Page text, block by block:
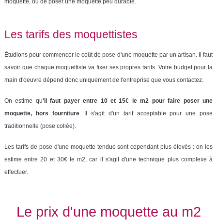
moquette, ou de poser une moquette peu durable.
Les tarifs des moquettistes
Étudions pour commencer lecoût de pose d'une moquette par un artisan. Il faut
savoir que chaque moquettiste va fixer ses propres tarifs. Votre budget pour la
main d'oeuvre dépend donc uniquement de l'entreprise que vous contactez.
On estime qu'il faut payer entre 10 et 15€ le m2 pour faire poser une
moquette, hors fourniture. Il s'agit d'un tarif acceptable pour une pose
traditionnelle (pose collée).
Les tarifs de pose d'une moquette tendue sont cependant plus élevés : on les
estime entre 20 et 30€ le m2, car il s'agit d'une technique plus complexe à
effectuer.
Le prix d'une moquette au m2